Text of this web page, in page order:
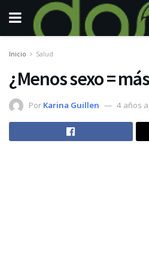
Inicio Salud
¿Menos sexo =
Por Karina Guillen 4 años